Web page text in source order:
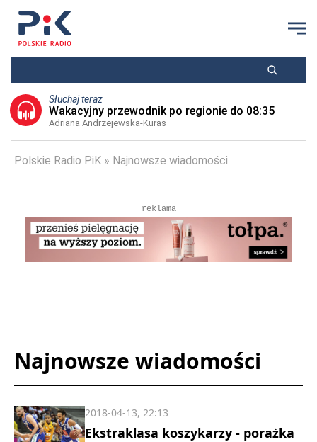
Słuchaj teraz
Wakacyjny przewodnik po regionie do 08:35
Adriana Andrzejewska-Kuras
Polskie Radio PiK Najnowsze wiadomości
reklama
Najnowsze wiadomości
Ekstraklasa koszykarzy - porażka
2018-04-13, 22:13